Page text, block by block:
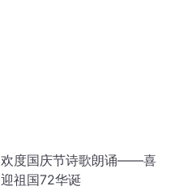
欢度国庆节诗歌朗诵——喜
迎祖国72华诞